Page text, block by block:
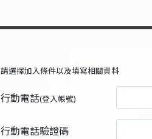
請選擇加入條件以及填寫相關資料
行動電話(登入帳號)
行動電話驗證碼